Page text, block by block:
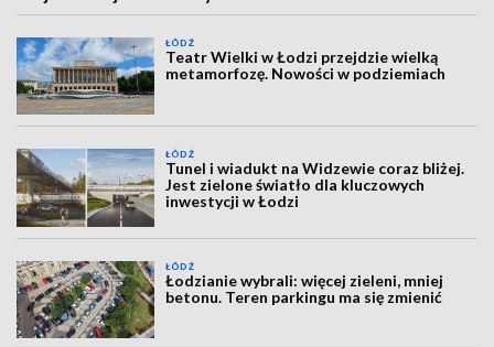
ŁÓDŹ
Teatr Wielki w Łodzi przejdzie wielką
metamorfozę. Nowości w podziemiach
ŁÓDŹ
Tunel i wiadukt na Widzewie coraz bliżej.
Jest zielone światło dla kluczowych
inwestycji w Łodzi
ŁÓDŹ
Łodzianie wybrali: więcej zieleni, mniej
betonu. Teren parkingu ma się zmienić